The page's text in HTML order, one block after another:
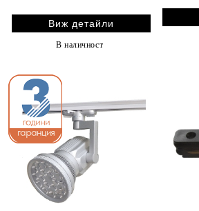
Виж детайли
В наличност